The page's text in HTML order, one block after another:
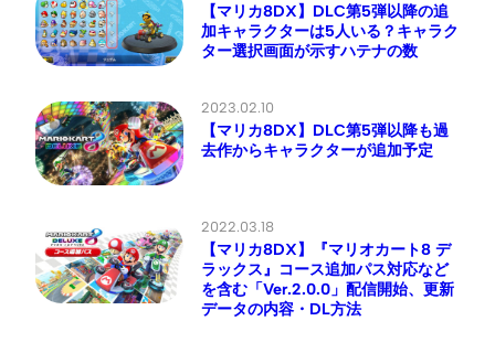
【マリカ8DX】DLC第5弾以降の追
加キャラクターは5人いる？キャラク
ター選択画面が示すハテナの数
2023.02.10
【マリカ8DX】DLC第5弾以降も過
去作からキャラクターが追加予定
2022.03.18
【マリカ8DX】『マリオカート8 デ
ラックス』コース追加パス対応など
を含む「Ver.2.0.0」配信開始、更新
データの内容・DL方法